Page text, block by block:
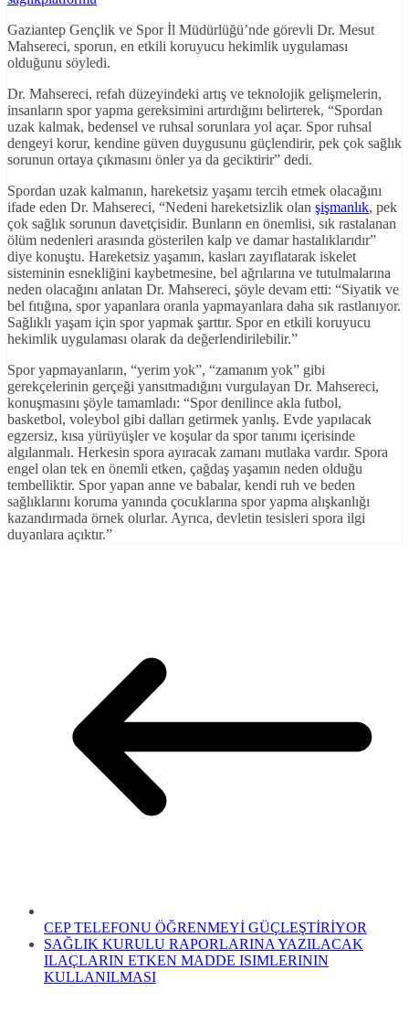
Gaziantep Gençlik ve Spor İl Müdürlüğü’nde görevli Dr. Mesut
Mahsereci, sporun, en etkili koruyucu hekimlik uygulaması
olduğunu söyledi.
Dr. Mahsereci, refah düzeyindeki artış ve teknolojik gelişmelerin,
insanların spor yapma gereksimini artırdığını belirterek, “Spordan
uzak kalmak, bedensel ve ruhsal sorunlara yol açar. Spor ruhsal
dengeyi korur, kendine güven duygusunu güçlendirir, pek çok sağlık
sorunun ortaya çıkmasını önler ya da geciktirir” dedi.
Spordan uzak kalmanın, hareketsiz yaşamı tercih etmek olacağını
ifade eden Dr. Mahsereci, “Nedeni hareketsizlik olan şişmanlık, pek
çok sağlık sorunun davetçisidir. Bunların en önemlisi, sık rastalanan
ölüm nedenleri arasında gösterilen kalp ve damar hastalıklarıdır”
diye konuştu. Hareketsiz yaşamın, kasları zayıflatarak iskelet
sisteminin esnekliğini kaybetmesine, bel ağrılarına ve tutulmalarına
neden olacağını anlatan Dr. Mahsereci, şöyle devam etti: “Siyatik ve
bel fıtığına, spor yapanlara oranla yapmayanlara daha sık rastlanıyor.
Sağlıklı yaşam için spor yapmak şarttır. Spor en etkili koruyucu
hekimlik uygulaması olarak da değerlendirilebilir.”
Spor yapmayanların, “yerim yok”, “zamanım yok” gibi
gerekçelerinin gerçeği yansıtmadığını vurgulayan Dr. Mahsereci,
konuşmasını şöyle tamamladı: “Spor denilince akla futbol,
basketbol, voleybol gibi dalları getirmek yanlış. Evde yapılacak
egzersiz, kısa yürüyüşler ve koşular da spor tanımı içerisinde
algılanmalı. Herkesin spora ayıracak zamanı mutlaka vardır. Spora
engel olan tek en önemli etken, çağdaş yaşamın neden olduğu
tembelliktir. Spor yapan anne ve babalar, kendi ruh ve beden
sağlıklarını koruma yanında çocuklarına spor yapma alışkanlığı
kazandırmada örnek olurlar. Ayrıca, devletin tesisleri spora ilgi
duyanlara açıktır.”
CEP TELEFONU ÖĞRENMEYİ GÜÇLEŞTİRİYOR
SAĞLIK KURULU RAPORLARINA YAZILACAK
ILAÇLARIN ETKEN MADDE ISIMLERININ
KULLANILMASI